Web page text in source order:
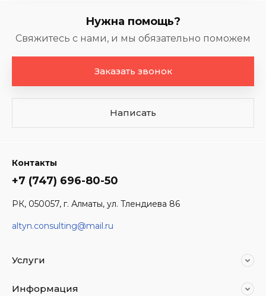
Нужна помощь?
Свяжитесь с нами, и мы обязательно поможем
Заказать звонок
Написать
Контакты
+7 (747) 696-80-50
РК, 050057, г. Алматы, ул. Тлендиева 86
altyn.consulting@mail.ru
Услуги
Информация